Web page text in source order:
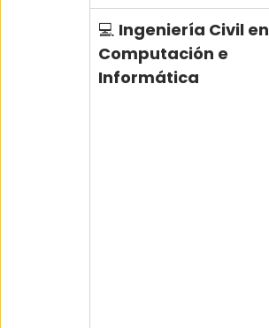
💻 Ingeniería Civil en
Computación e
Informática